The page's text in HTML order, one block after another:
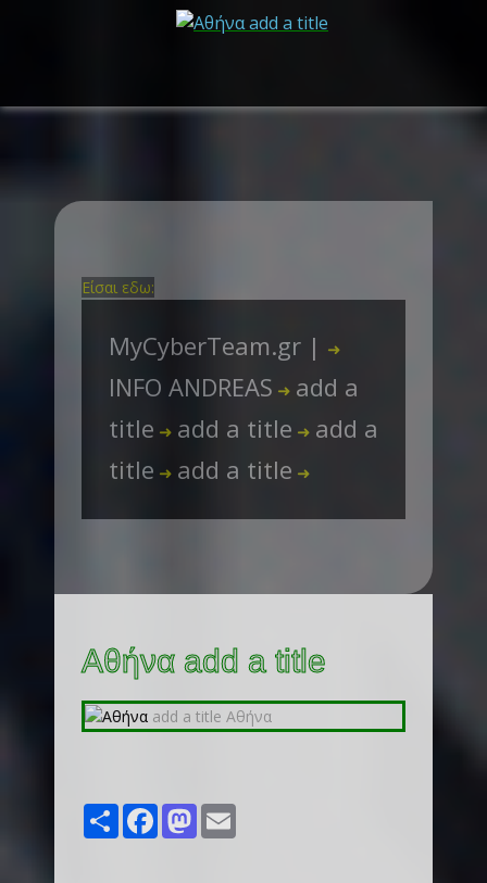
Είσαι εδω:
MyCyberTeam.gr | ➜
INFO ANDREAS ➜ add a
title ➜ add a title ➜ add a
title ➜ add a title ➜
Αθήνα add a title
Share FacebookMastodon